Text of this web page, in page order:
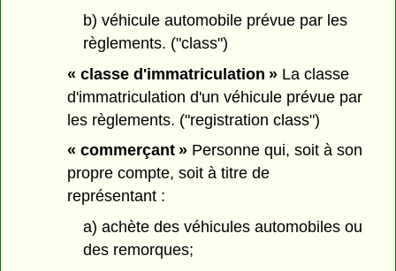
b) véhicule automobile prévue par les
règlements. ("class")
« classe d'immatriculation » La classe
d'immatriculation d'un véhicule prévue par
les règlements. ("registration class")
« commerçant » Personne qui, soit à son
propre compte, soit à titre de
représentant :
a) achète des véhicules automobiles ou
des remorques;